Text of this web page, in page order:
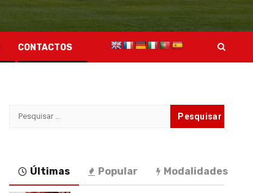
CONTACTOS
Pesquisar
Últimas Popular Modalidades